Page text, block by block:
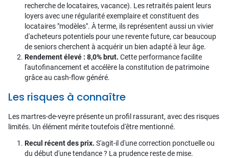
recherche de locataires, vacance). Les retraités paient leurs
loyers avec une régularité exemplaire et constituent des
locataires "modèles". À terme, ils représentent aussi un vivier
d'acheteurs potentiels pour une revente future, car beaucoup
de seniors cherchent à acquérir un bien adapté à leur âge.
Rendement élevé : 8,0% brut. Cette performance facilite
l'autofinancement et accélère la constitution de patrimoine
grâce au cash-flow généré.
Les risques à connaître
Les martres-de-veyre présente un profil rassurant, avec des risques
limités. Un élément mérite toutefois d'être mentionné.
Recul récent des prix. S'agit-il d'une correction ponctuelle ou
du début d'une tendance ? La prudence reste de mise.